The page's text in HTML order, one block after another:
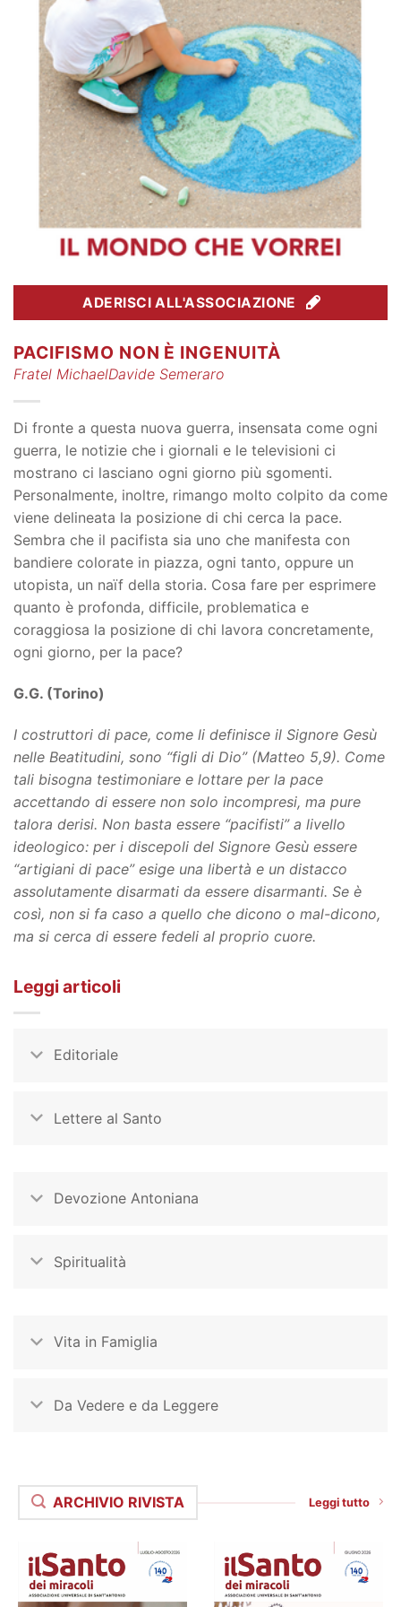
ADERISCI ALL'ASSOCIAZIONE
PACIFISMO NON È INGENUITÀ
Fratel MichaelDavide Semeraro
Di fronte a questa nuova guerra, insensata come ogni
guerra, le notizie che i giornali e le televisioni ci
mostrano ci lasciano ogni giorno più sgomenti.
Personalmente, inoltre, rimango molto colpito da come
viene delineata la posizione di chi cerca la pace.
Sembra che il pacifista sia uno che manifesta con
bandiere colorate in piazza, ogni tanto, oppure un
utopista, un naïf della storia. Cosa fare per esprimere
quanto è profonda, difficile, problematica e
coraggiosa la posizione di chi lavora concretamente,
ogni giorno, per la pace?
G.G. (Torino)
I costruttori di pace, come li definisce il Signore Gesù
nelle Beatitudini, sono “figli di Dio” (Matteo 5,9). Come
tali bisogna testimoniare e lottare per la pace
accettando di essere non solo incompresi, ma pure
talora derisi. Non basta essere “pacifisti” a livello
ideologico: per i discepoli del Signore Gesù essere
“artigiani di pace” esige una libertà e un distacco
assolutamente disarmati da essere disarmanti. Se è
così, non si fa caso a quello che dicono o mal-dicono,
ma si cerca di essere fedeli al proprio cuore.
Leggi articoli
Editoriale
Lettere al Santo
Devozione Antoniana
Spiritualità
Vita in Famiglia
Da Vedere e da Leggere
ARCHIVIO RIVISTA Leggi tutto